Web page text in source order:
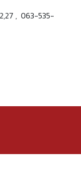
, 063-535-